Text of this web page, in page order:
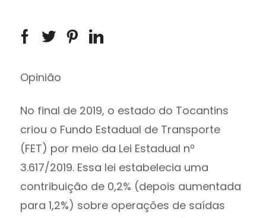
Opinião
No final de 2019, o estado do Tocantins
criou o Fundo Estadual de Transporte
(FET) por meio da Lei Estadual nº
3.617/2019. Essa lei estabelecia uma
contribuição de 0,2% (depois aumentada
para 1,2%) sobre operações de saídas